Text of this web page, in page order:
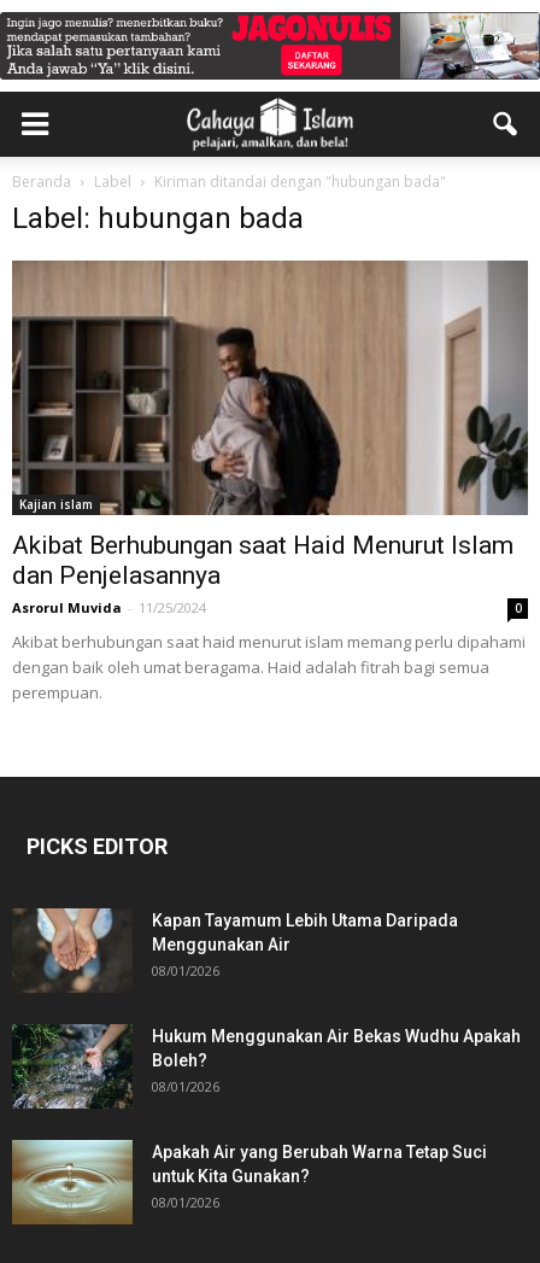
Beranda Label Kiriman ditandai dengan "hubungan bada"
Label: hubungan bada
Kajian islam
Akibat Berhubungan saat Haid Menurut Islam
dan Penjelasannya
Asrorul Muvida - 11/25/2024 0
Akibat berhubungan saat haid menurut islam memang perlu dipahami
dengan baik oleh umat beragama. Haid adalah fitrah bagi semua
perempuan.
PICKS EDITOR
Kapan Tayamum Lebih Utama Daripada
Menggunakan Air
08/01/2026
Hukum Menggunakan Air Bekas Wudhu Apakah
Boleh?
08/01/2026
Apakah Air yang Berubah Warna Tetap Suci
untuk Kita Gunakan?
08/01/2026